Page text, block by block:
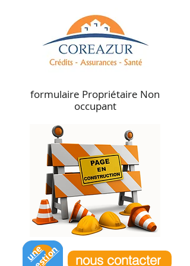
formulaire Propriétaire Non
occupant
u
n
e
q
u
e
s
t
i
o nous contacter